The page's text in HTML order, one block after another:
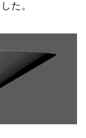
た。